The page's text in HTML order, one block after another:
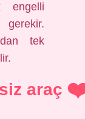
engelli
tek
araç